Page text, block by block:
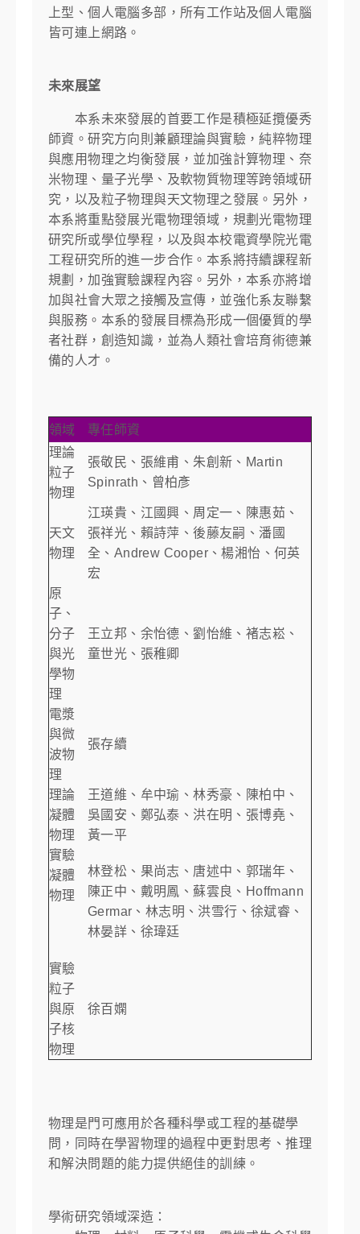
上型、個人電腦多部，所有工作站及個人電腦
皆可連上網路。
未來展望
本系未來發展的首要工作是積極延攬優秀
師資。研究方向則兼顧理論與實驗，純粹物理
與應用物理之均衡發展，並加強計算物理、奈
米物理、量子光學、及軟物質物理等跨領域研
究，以及粒子物理與天文物理之發展。另外，
本系將重點發展光電物理領域，規劃光電物理
研究所或學位學程，以及與本校電資學院光電
工程研究所的進一步合作。本系將持續課程新
規劃，加強實驗課程內容。另外，本系亦將增
加與社會大眾之接觸及宣傳，並強化系友聯繫
與服務。本系的發展目標為形成一個優質的學
者社群，創造知識，並為人類社會培育術德兼
備的人才。
領域
專任師資
理論
粒子
物理
張敬民、張維甫、朱創新、Martin
Spinrath、曾柏彥
天文
物理
江瑛貴、江國興、周定一、陳惠茹、
張祥光、賴詩萍、後藤友嗣、潘國
全、Andrew Cooper、楊湘怡、何英
宏
原
子、
分子
與光
學物
理
王立邦、余怡德、劉怡維、褚志崧、
童世光、張稚卿
電漿
與微
波物
理
張存續
理論
凝體
物理
王道維、牟中瑜、林秀豪、陳柏中、
吳國安、鄭弘泰、洪在明、張博堯、
黃一平
實驗
凝體
物理
林登松、果尚志、唐述中、郭瑞年、
陳正中、戴明鳳、蘇雲良、Hoffmann
Germar、林志明、洪雪行、徐斌睿、
林晏詳、徐瑋廷
實驗
粒子
與原
子核
物理
徐百嫻
物理是門可應用於各種科學或工程的基礎學
問，同時在學習物理的過程中更對思考、推理
和解決問題的能力提供絕佳的訓練。
學術研究領域深造：